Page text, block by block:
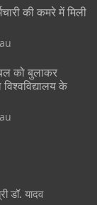
की कमरे में मिली
को बुलाकर
के
डॉ. यादव